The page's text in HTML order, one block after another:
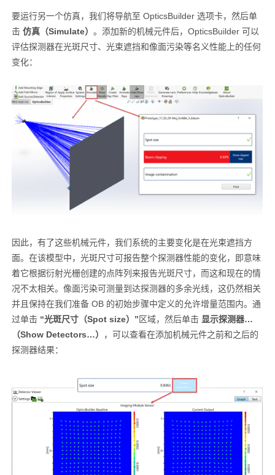
要运行另一个仿真，我们将导航至 OpticsBuilder 选项卡，然后单
击 仿真（Simulate） 。添加新的机械元件后，OpticsBuilder 可以
评估探测器在光斑尺寸、光束遮挡和像面污染等名义性能上的任何
变化：
因此，有了这些机械元件，我们系统的主要变化是在光束遮挡方
面。在该模型中，光斑尺寸可报告整个探测器性能的变化，即意味
着它根据衍射光栅创建的点阵列来报告光斑尺寸，而这和现在的情
况不太相关。像面污染可测量到达探测器的多余光线，这仍然相关
并且保持在我们准备 OB 的初始步骤中定义的允许增量范围内。通
过单击 “光斑尺寸（Spot size）”区域，然后单击 显示探测器…
（Show Detectors…）
，可以查看在添加机械元件之前和之后的
探测器结果：